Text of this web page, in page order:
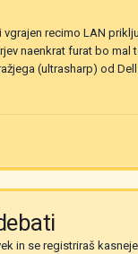
recimo LAN
naenkrat furat bo mal
(ultrasharp) od
in se registriraš